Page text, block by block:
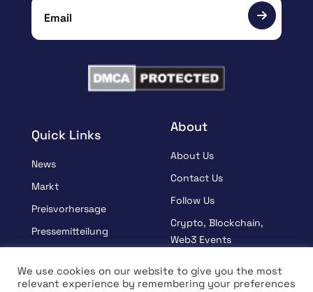
Quick Links
News
Markt
Preisvorhersage
Pressemitteilung
Lernen
About
About Us
Contact Us
Follow Us
Crypto, Blockchain,
Web3 Events
Terms And Condition
We use cookies on our website to give you the most
relevant experience by remembering your preferences